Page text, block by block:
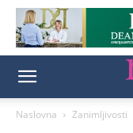
Naslovna Zanimljivosti